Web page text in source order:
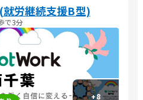
就労継続支援B型)
で3分
+8